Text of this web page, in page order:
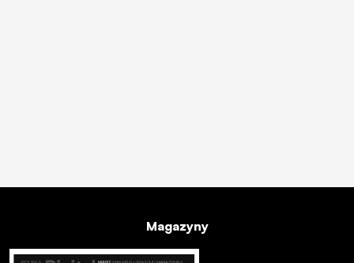
Magazyny